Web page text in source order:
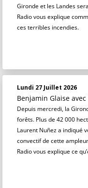
Gironde et les Landes
Radio vous explique
ces terribles incendies.
Lundi 27 Juillet 2026
Benjamin Glaise
Depuis mercredi, la
forêts. Plus de 42 000
Laurent Nuñez a indiqué
convectif de cette
Radio vous explique ce